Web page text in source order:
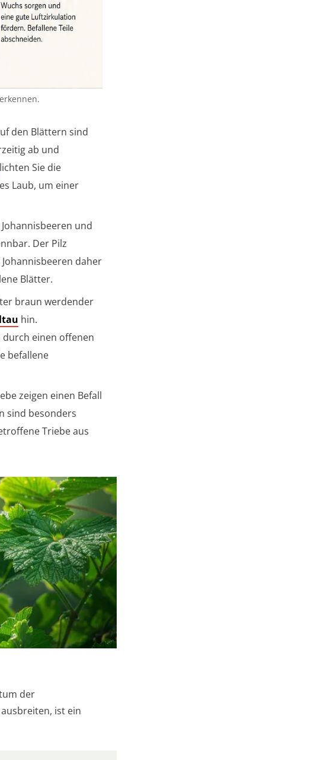
den Blättern sind
ab und
Sie die
Laub, um einer
und
Der Pilz
daher
Blätter.
braun werdender
hin.
einen offenen
befallene
zeigen einen Befall
sind besonders
Triebe aus
der
ist ein